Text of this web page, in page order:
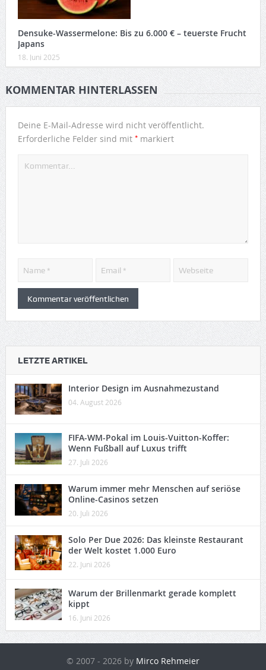
Densuke-Wassermelone: Bis zu 6.000 € – teuerste Frucht
Japans
18. Juni 2025
KOMMENTAR HINTERLASSEN
Deine E-Mail-Adresse wird nicht veröffentlicht.
Erforderliche Felder sind mit *markiert
LETZTE ARTIKEL
Interior Design im Ausnahmezustand
04. August 2026
FIFA-WM-Pokal im Louis-Vuitton-Koffer:
Wenn Fußball auf Luxus trifft
27. Juli 2026
Warum immer mehr Menschen auf seriöse
Online-Casinos setzen
20. Juli 2026
Solo Per Due 2026: Das kleinste Restaurant
der Welt kostet 1.000 Euro
22. Juni 2026
Warum der Brillenmarkt gerade komplett
kippt
16. Juni 2026
© 2007 - 2026 by Mirco Rehmeier